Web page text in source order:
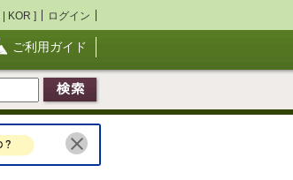
| KOR ] ログイン
ご利用ガイド